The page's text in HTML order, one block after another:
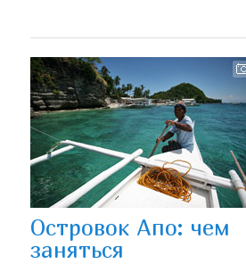
Островок Апо: чем
заняться